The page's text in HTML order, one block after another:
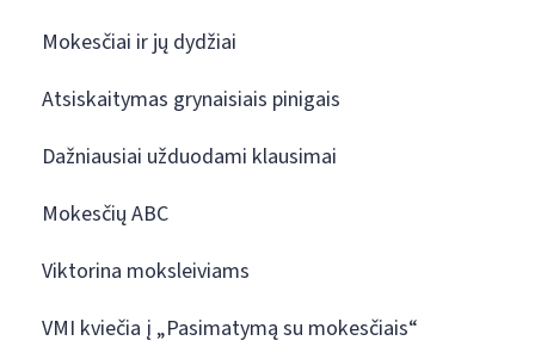
Mokesčiai ir jų dydžiai
Atsiskaitymas grynaisiais pinigais
Dažniausiai užduodami klausimai
Mokesčių ABC
Viktorina moksleiviams
VMI kviečia į „Pasimatymą su mokesčiais“